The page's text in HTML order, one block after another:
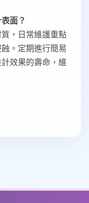
面？
，日常維護重點
。定期進行簡易
效果的壽命，維